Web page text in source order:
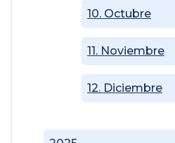
10. Octubre
11. Noviembre
12. Diciembre